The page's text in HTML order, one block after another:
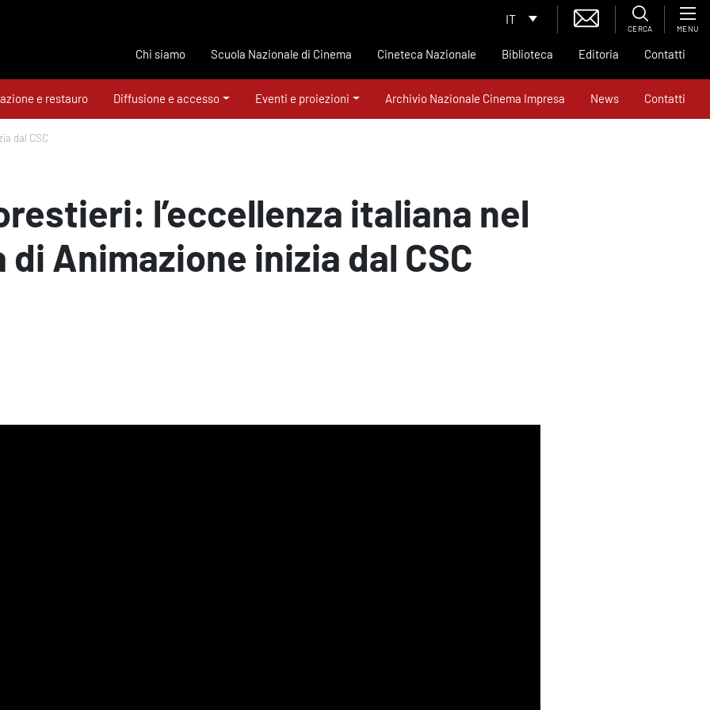
IT
CERCA MENU
Chi siamo Scuola Nazionale di Cinema Cineteca Nazionale Biblioteca Editoria Contatti
e restauro Diffusione e accesso Eventi e proiezioni Archivio Nazionale Cinema Impresa News Contatti
dal CSC
l’eccellenza italiana nel
di Animazione inizia dal CSC